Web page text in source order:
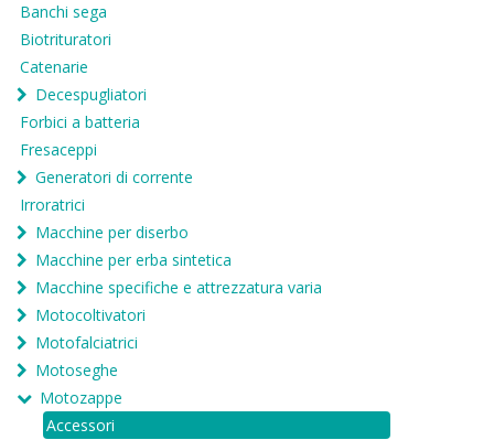
Banchi sega
Biotrituratori
Catenarie
Decespugliatori
Forbici a batteria
Fresaceppi
Generatori di corrente
Irroratrici
Macchine per diserbo
Macchine per erba sintetica
Macchine specifiche e attrezzatura varia
Motocoltivatori
Motofalciatrici
Motoseghe
Motozappe
Accessori